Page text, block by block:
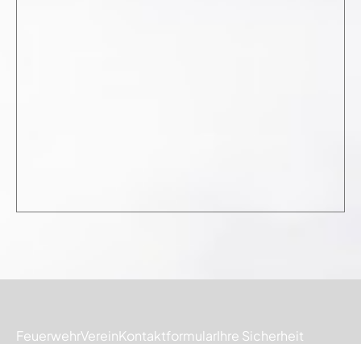
FeuerwehrVereinKontaktformularIhre Sicherheit